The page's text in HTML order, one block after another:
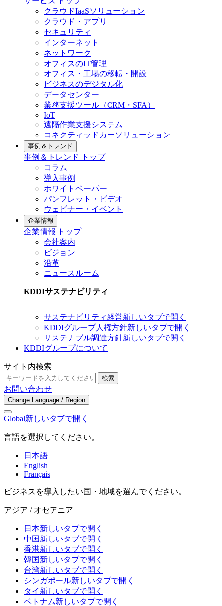
クラウドIaaSソリューション
クラウド・アプリ
セキュリティ
インターネット
ネットワーク
オフィスのIT管理
オフィス・工場の移転・開設
ビジネスのデジタル化
データセンター
業務支援ツール（CRM・SFA）
IoT
遠隔作業支援システム
コネクティッドカーソリューション
事例＆トレンド
事例＆トレンド トップ
コラム
導入事例
ホワイトペーパー
パンフレット・ビデオ
ウェビナー・イベント
企業情報
企業情報 トップ
会社案内
ビジョン
沿革
ニュースルーム
KDDIサステナビリティ
サステナビリティ経営新しいタブで開く
KDDIグループ人権方針新しいタブで開く
サステナブル調達方針新しいタブで開く
KDDIグループについて
サイト内検索
検索
お問い合わせ
Change Language / Region
Global新しいタブで開く
言語を選択してください。
日本語
English
Français
ビジネスを導入したい国・地域を選んでください。
アジア / オセアニア
日本新しいタブで開く
中国新しいタブで開く
香港新しいタブで開く
韓国新しいタブで開く
台湾新しいタブで開く
シンガポール新しいタブで開く
タイ 新しいタブで開く
ベトナム新しいタブで開く